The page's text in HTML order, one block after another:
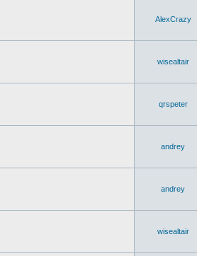
AlexCrazy
wisealtair
qrspeter
andrey
andrey
wisealtair